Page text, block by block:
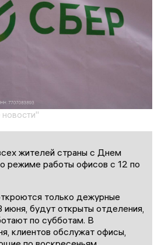
жителей страны с Днем
режиме работы офисов с 12 по
только дежурные
июня, будут открыты отделения,
по субботам. В
клиентов обслужат офисы,